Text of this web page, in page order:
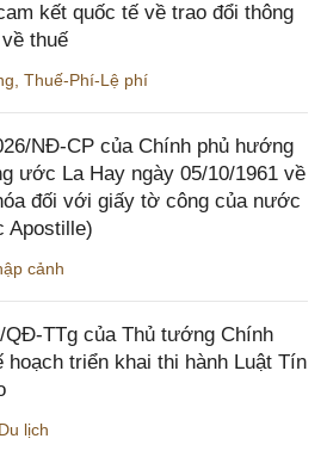
kết quốc tế về trao đổi thông
thuế
Thuế-Phí-Lệ phí
NĐ-CP của Chính phủ hướng
ước La Hay ngày 05/10/1961 về
đối với giấy tờ công của nước
Apostille)
cảnh
QĐ-TTg của Thủ tướng Chính
hoạch triển khai thi hành Luật Tín
lịch